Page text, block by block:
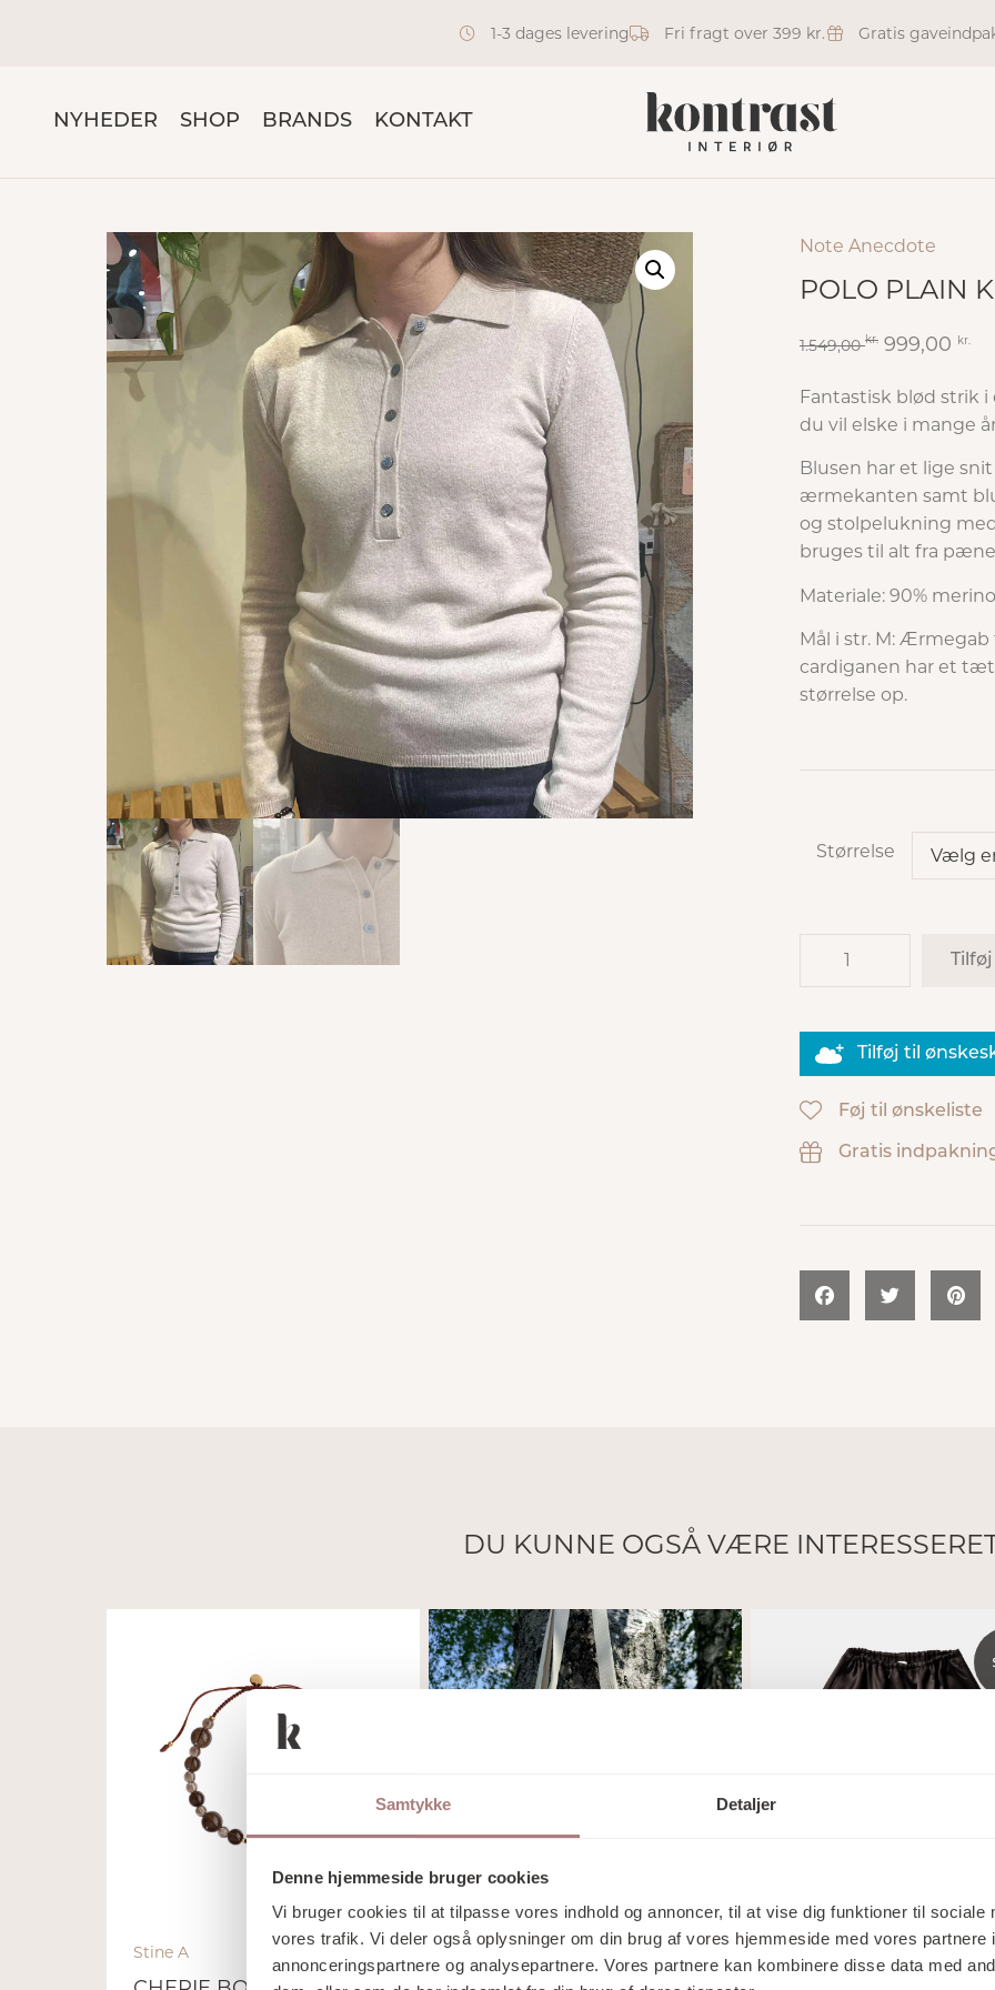
Samtykke Detaljer
Denne hjemmeside bruger cookies
Vi bruger cookies til at tilpasse vores indhold og annoncer, til at vise dig funktioner til sociale
vores trafik. Vi deler også oplysninger om din brug af vores hjemmeside med vores partnere
annonceringspartnere og analysepartnere. Vores partnere kan kombinere disse data med
1-3 dages levering Fri fragt over 399 kr. Gratis
NYHEDER SHOP BRANDS KONTAKT
Note Anecdote
POLO PLAIN
1.549,00kr. 999,00 kr.
Fantastisk blød strik
du vil elske i mange
Blusen har et lige
ærmekanten samt
og stolpelukning
bruges til alt fra
Materiale: 90%
Mål i str. M:
cardiganen har et
størrelse op.
Størrelse
Tilføj til
Føj til ønskeliste
Gratis
DU KUNNE OGSÅ VÆRE
Stine A Pico